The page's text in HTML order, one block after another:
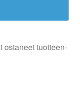
ostaneet tuotteen-